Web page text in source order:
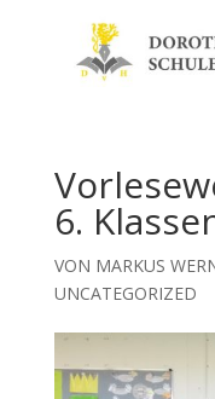
6.
VON MARKUS
UNCATEGORIZED